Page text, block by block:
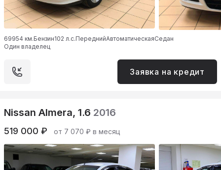
69954 км.Бензин102 л.с.ПереднийАвтоматическаяСедан
Один владелец
Заявка на кредит
Nissan Almera, 1.6 2016
519 000 ₽ от 7 070 ₽ в месяц